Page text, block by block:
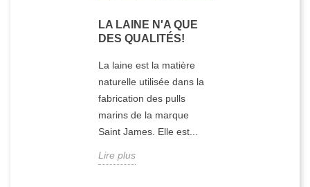
LA LAINE N'A QUE
DES QUALITÉS!
La laine est la matière
naturelle utilisée dans la
fabrication des pulls
marins de la marque
Saint James. Elle est...
Lire plus